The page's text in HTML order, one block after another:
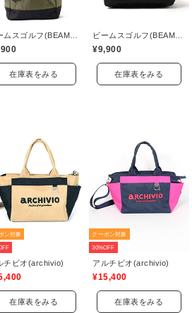
在庫表をみる
¥9,900
在庫表をみる
ン対象
チビオ(archivio)
在庫表をみる
クーポン対象
30%OFF
アルチビオ(archivio)
¥15,400
在庫表をみる